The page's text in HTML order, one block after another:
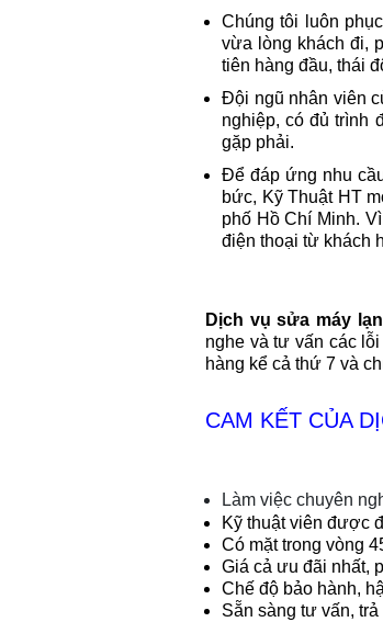
Chúng tôi luôn
vừa lòng khách đi,
tiên hàng đầu, thái
Đội ngũ nhân viên
nghiệp, có đủ trình
gặp phải.
Để đáp ứng nhu
bức, Kỹ Thuật HT
phố Hồ Chí Minh.
điện thoại từ khách
Dịch vụ sửa máy
nghe và tư vấn các
hàng kể cả thứ 7 và
CAM KẾT CỦA
Làm việc chuyên
Kỹ thuật viên được
Có mặt trong vòng
Giá cả ưu đãi nhất,
Chế độ bảo hành,
Sẵn sàng tư vấn,